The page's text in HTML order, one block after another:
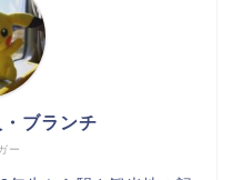
ー
ブランチ